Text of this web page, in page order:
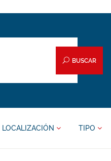
BUSCAR
LOCALIZACIÓN TIPO